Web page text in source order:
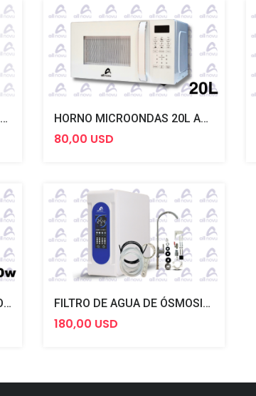
ALTAVOZ INALÁMBRICO PEQUEÑO ALL NOVU HORNO MICROONDAS 20L ALL NOVU
80,00 USD
COCINA INFRARROJA ALL NOVU FILTRO DE AGUA DE ÓSMOSIS INVERSA (5 ETAPAS) - ALL NOVU
180,00 USD